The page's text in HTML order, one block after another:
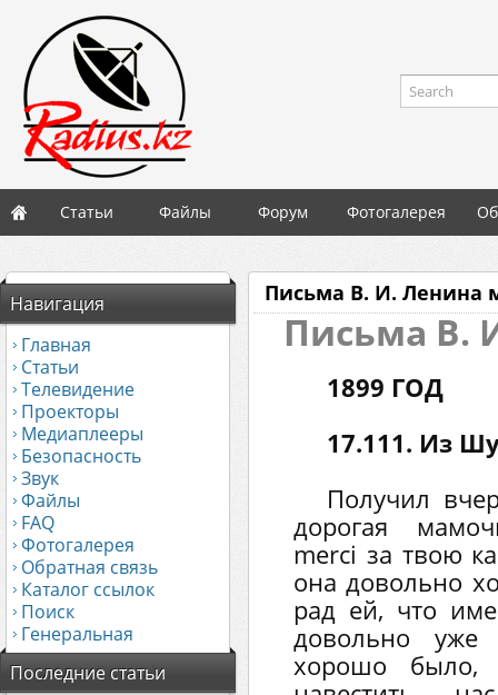
Search
Статьи Файлы Форум Фотогалерея
Навигация
Главная
Статьи
Телевидение
Проекторы
Медиаплееры
Безопасность
Звук
Файлы
FAQ
Фотогалерея
Обратная связь
Каталог ссылок
Поиск
Генеральная
Последние статьи
Письма В. И. Ленина
Письма В.
1899 ГОД
17.111. Из
Получил
дорогая
merci за твою
она довольно
рад ей, что
довольно
хорошо было,